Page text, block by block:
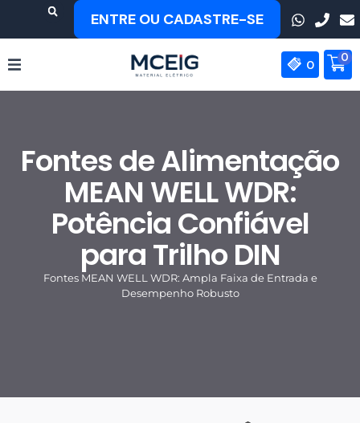
o
conteúdo
ENTRE OU CADASTRE-SE
EMPRESA
PRODUTOS
MEAN WELL
CONTATO
0
0
Fontes de Alimentação
MEAN WELL WDR:
Potência Confiável
para Trilho DIN
Fontes MEAN WELL WDR: Ampla Faixa de Entrada e
Desempenho Robusto